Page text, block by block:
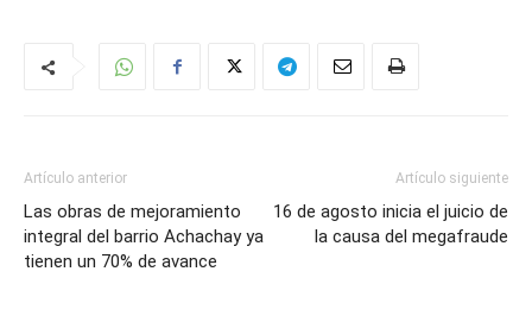
Artículo anterior
Las obras de mejoramiento
integral del barrio Achachay ya
tienen un 70% de avance
Artículo siguiente
16 de agosto inicia el juicio de
la causa del megafraude